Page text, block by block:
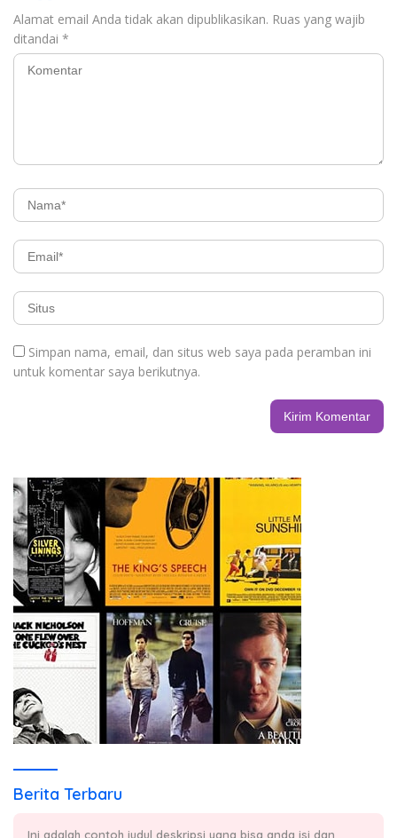
Alamat email Anda tidak akan dipublikasikan. Ruas yang wajib
ditandai *
Simpan nama, email, dan situs web saya pada peramban ini
untuk komentar saya berikutnya.
Berita Terbaru
Ini adalah contoh judul deskripsi yang bisa anda isi dan